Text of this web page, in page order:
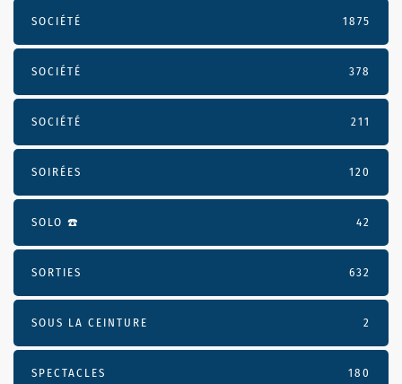
SOCIÉTÉ 1875
SOCIÉTÉ 378
SOCIÉTÉ 211
SOIRÉES 120
SOLO ☎️ 42
SORTIES 632
SOUS LA CEINTURE 2
SPECTACLES 180